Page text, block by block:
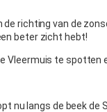
richting van de
beter zicht hebt!
Vleermuis te spotten
nu langs de beek